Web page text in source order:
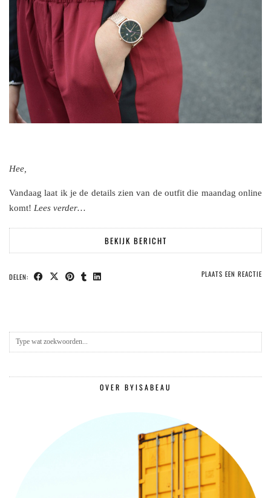
Hee,
Vandaag laat ik je de details zien van de outfit die maandag online
komt! Lees verder…
BEKIJK BERICHT
DELEN: PLAATS EEN REACTIE
OVER BYISABEAU